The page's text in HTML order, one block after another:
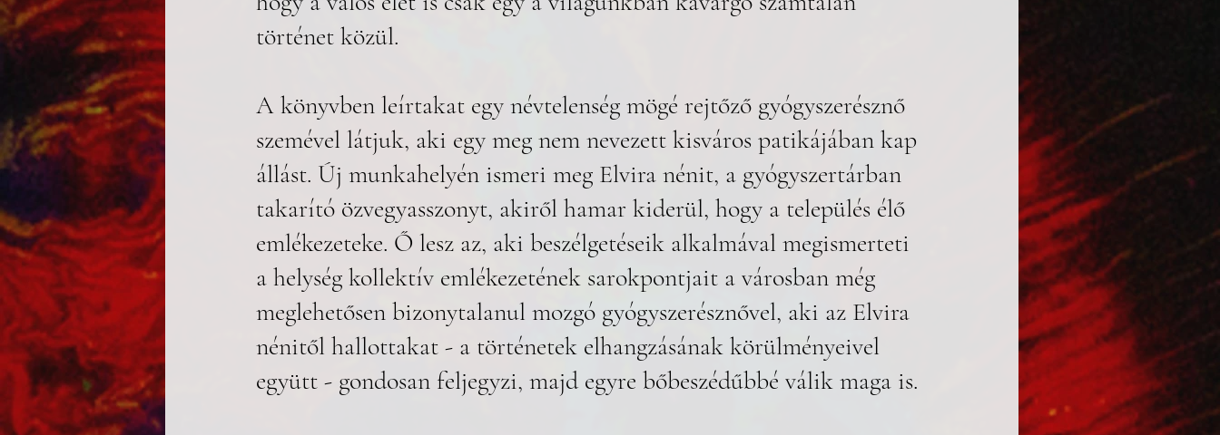
történet közül.
A könyvben leírtakat egy névtelenség mögé rejtőző gyógyszerésznő
szemével látjuk, aki egy meg nem nevezett kisváros patikájában kap
állást. Új munkahelyén ismeri meg Elvira nénit, a gyógyszertárban
takarító özvegyasszonyt, akiről hamar kiderül, hogy a település élő
emlékezeteke. Ő lesz az, aki beszélgetéseik alkalmával megismerteti
a helység kollektív emlékezetének sarokpontjait a városban még
meglehetősen bizonytalanul mozgó gyógyszerésznővel, aki az Elvira
nénitől hallottakat - a történetek elhangzásának körülményeivel
együtt - gondosan feljegyzi, majd egyre bőbeszédűbbé válik maga is.